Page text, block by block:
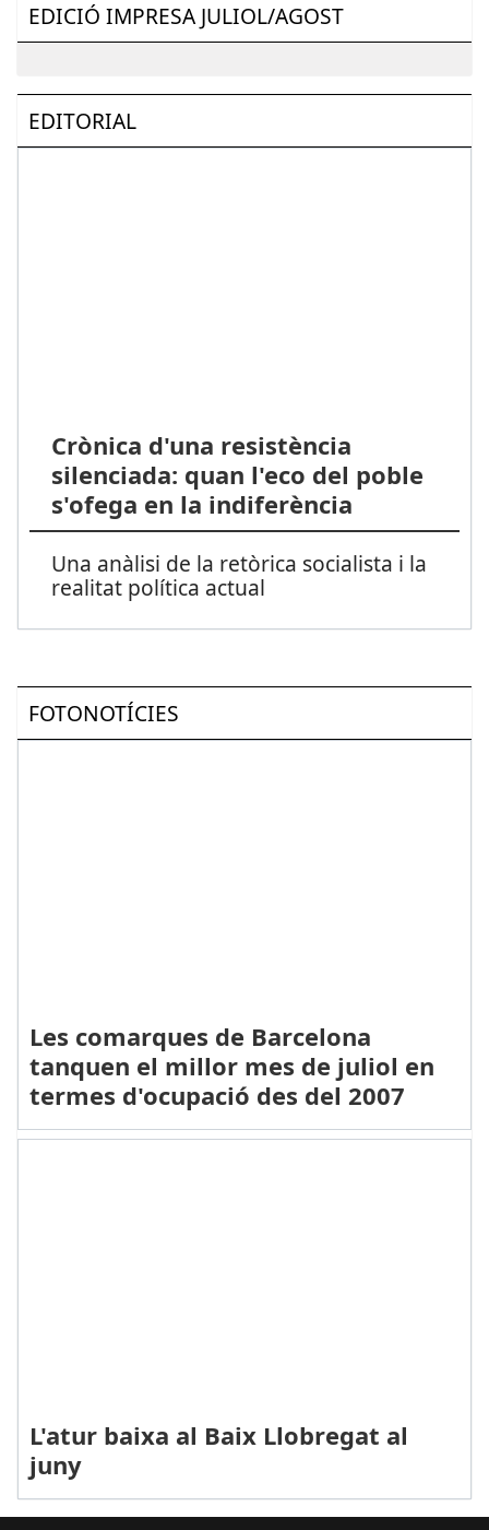
EDICIÓ IMPRESA JULIOL/AGOST
EDITORIAL
Crònica d'una resistència
silenciada: quan l'eco del poble
s'ofega en la indiferència
Una anàlisi de la retòrica socialista i la
realitat política actual
FOTONOTÍCIES
Les comarques de Barcelona
tanquen el millor mes de juliol en
termes d'ocupació des del 2007
L'atur baixa al Baix Llobregat al
juny